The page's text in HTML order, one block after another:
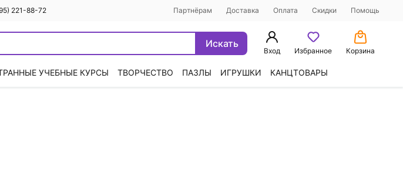
221-88-72 Партнёрам Доставка Оплата Скидки Помощь
Искать
Вход Избранное Корзина
УЧЕБНЫЕ КУРСЫ ТВОРЧЕСТВО ПАЗЛЫ ИГРУШКИ КАНЦТОВАРЫ